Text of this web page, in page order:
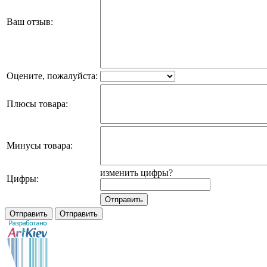
Ваш отзыв:
Оцените, пожалуйста:
Плюсы товара:
Минусы товара:
Цифры:
изменить цифры?